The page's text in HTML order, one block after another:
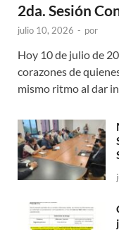
2da. Sesión
julio 10, 2026 - por
Hoy 10 de julio de
corazones de
mismo ritmo al dar